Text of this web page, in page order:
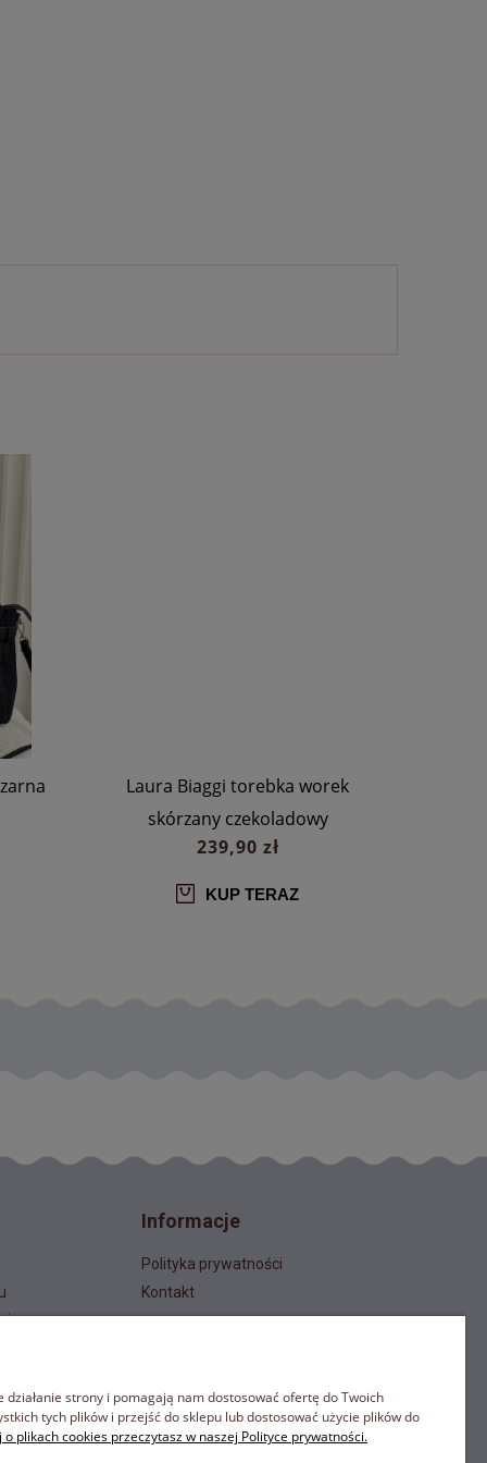
Laura Biaggi torebka worek
skórzany czekoladowy
239,90 zł
KUP TERAZ
Informacje
Polityka prywatności
Kontakt
strony i pomagają nam dostosować ofertę do Twoich
tych plików i przejść do sklepu lub dostosować użycie plików do
o plikach cookies przeczytasz w naszej Polityce prywatności.